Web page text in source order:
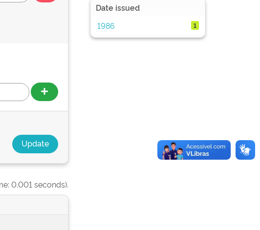
0.001 seconds).
Date issued
1986
1